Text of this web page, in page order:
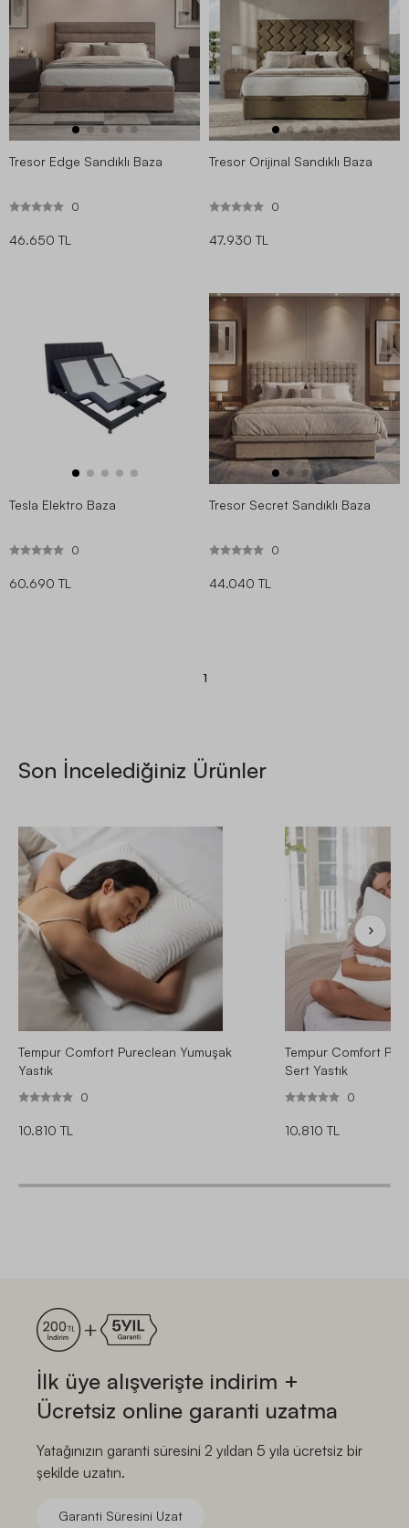
Tresor Edge Sandıklı Baza
0
46.650 TL
Tresor Orijinal Sandıklı Baza
0
47.930 TL
Tesla Elektro Baza
0
60.690 TL
Tresor Secret Sandıklı Baza
0
44.040 TL
1
Son İncelediğiniz Ürünler
Tempur Comfort Pureclean Yumuşak
Yastık
0
10.810 TL
Tempur Comfort
Sert Yastık
0
10.810 TL
İlk üye alışverişte indirim +
Ücretsiz online garanti uzatma
Yatağınızın garanti süresini 2 yıldan 5 yıla ücretsiz bir
şekilde uzatın.
Garanti Süresini Uzat